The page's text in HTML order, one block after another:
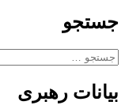
جستجو
جستجو
بیانات رهبری